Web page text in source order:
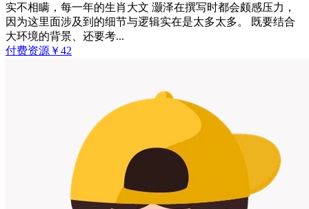
实不相瞒，每一年的生肖大文 灏泽在撰写时都会颇感压力，
因为这里面涉及到的细节与逻辑实在是太多太多。 既要结合
大环境的背景、还要考...
付费资源 ￥42